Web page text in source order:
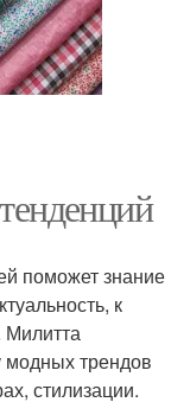
поможет знание
к
Милитта
модных трендов
стилизации.